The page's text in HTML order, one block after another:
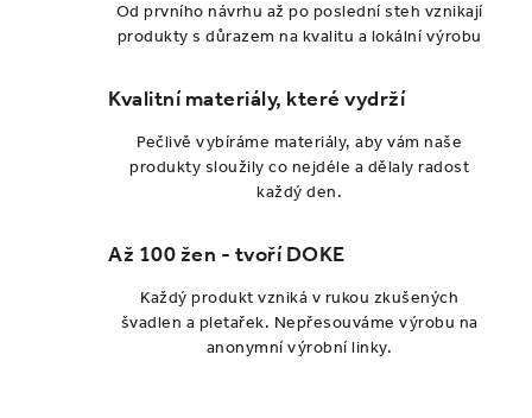
Od prvního návrhu až po poslední steh vznikají
produkty s důrazem na kvalitu a lokální výrobu
Kvalitní materiály, které vydrží
Pečlivě vybíráme materiály, aby vám naše
produkty sloužily co nejdéle a dělaly radost
každý den.
Až 100 žen - tvoří DOKE
Každý produkt vzniká v rukou zkušených
švadlen a pletařek. Nepřesouváme výrobu na
anonymní výrobní linky.